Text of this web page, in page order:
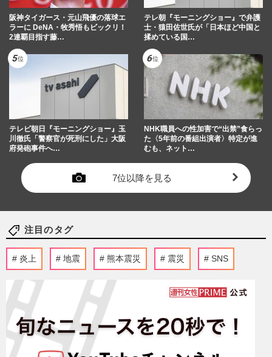
阪神タイガース・元山飛優の落球エ
ラーに DeNA・牧秀悟もビックリ！
2連覇目指す藤…
テレ朝『モーニングショー』で弁護
士・猿田佐世氏が「日本ほど中国と
揉めている国…
テレビ朝日『モーニングショー』玉
川徹氏「警察官が死刑にした」大阪
府発砲事件へ…
NHK職員への性加害で“出禁”食らっ
た〈5年前の番組出演者〉特定が進
むも、ネット…
7位以降を見る
注目のタグ
炎上 地震 熊本震災 震災 SNS